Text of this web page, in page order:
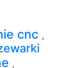
cnc ,
,